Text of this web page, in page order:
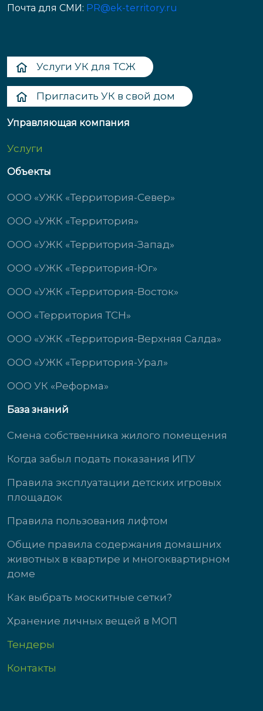
Почта для СМИ: PR@ek-territory.ru
Услуги УК для ТСЖ
Пригласить УК в свой дом
Управляющая компания
Услуги
Объекты
ООО «УЖК «Территория-Север»
ООО «УЖК «Территория»
ООО «УЖК «Территория-Запад»
ООО «УЖК «Территория-Юг»
ООО «УЖК «Территория-Восток»
ООО «Территория ТСН»
ООО «УЖК «Территория-Верхняя Салда»
ООО «УЖК «Территория-Урал»
ООО УК «Реформа»
База знаний
Смена собственника жилого помещения
Когда забыл подать показания ИПУ
Правила эксплуатации детских игровых
площадок
Правила пользования лифтом
Общие правила содержания домашних
животных в квартире и многоквартирном
доме
Как выбрать москитные сетки?
Хранение личных вещей в МОП
Тендеры
Контакты